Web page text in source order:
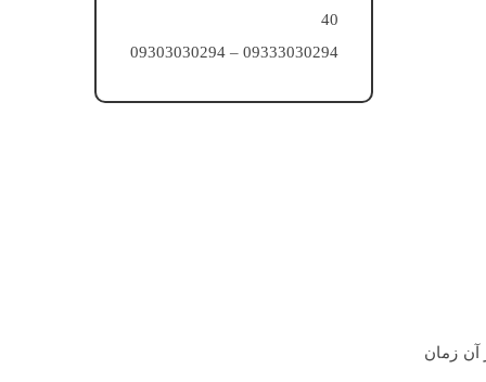
که از آن زمان
40
09333030294 – 09303030294